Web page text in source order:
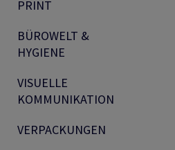
PRINT
BÜROWELT &
HYGIENE
VISUELLE
KOMMUNIKATION
VERPACKUNGEN